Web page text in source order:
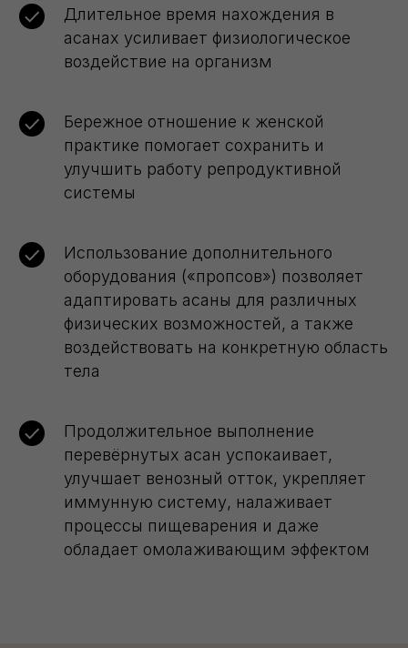
Длительное время нахождения в
асанах усиливает физиологическое
воздействие на организм
Бережное отношение к женской
практике помогает сохранить и
улучшить работу репродуктивной
системы
Использование дополнительного
оборудования («пропсов») позволяет
адаптировать асаны для различных
физических возможностей, а также
воздействовать на конкретную область
тела
Продолжительное выполнение
перевёрнутых асан успокаивает,
улучшает венозный отток, укрепляет
иммунную систему, налаживает
процессы пищеварения и даже
обладает омолаживающим эффектом